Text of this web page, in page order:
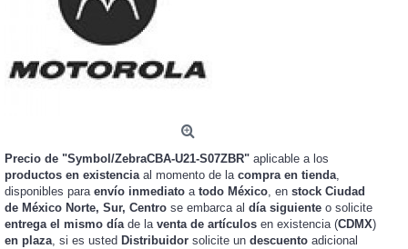
Precio de "Symbol/ZebraCBA-U21-S07ZBR" aplicable a los
productos en existenciaal momento de la compra en tienda,
disponibles para envío inmediato a todo México, en stock Ciudad
de México Norte, Sur, Centro se embarca al día siguiente o solicite
entrega el mismo díade la venta de artículos en existencia (CDMX)
en plaza, si es usted Distribuidor solicite un descuento adicional